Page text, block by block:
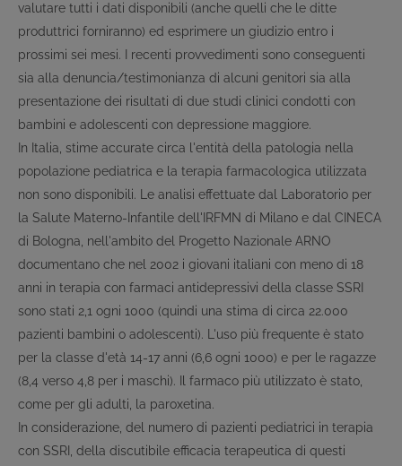
valutare tutti i dati disponibili (anche quelli che le ditte
produttrici forniranno) ed esprimere un giudizio entro i
prossimi sei mesi. I recenti provvedimenti sono conseguenti
sia alla denuncia/testimonianza di alcuni genitori sia alla
presentazione dei risultati di due studi clinici condotti con
bambini e adolescenti con depressione maggiore.
In Italia, stime accurate circa l'entità della patologia nella
popolazione pediatrica e la terapia farmacologica utilizzata
non sono disponibili. Le analisi effettuate dal Laboratorio per
la Salute Materno-Infantile dell'IRFMN di Milano e dal CINECA
di Bologna, nell'ambito del Progetto Nazionale ARNO
documentano che nel 2002 i giovani italiani con meno di 18
anni in terapia con farmaci antidepressivi della classe SSRI
sono stati 2,1 ogni 1000 (quindi una stima di circa 22.000
pazienti bambini o adolescenti). L'uso più frequente è stato
per la classe d'età 14-17 anni (6,6 ogni 1000) e per le ragazze
(8,4 verso 4,8 per i maschi). Il farmaco più utilizzato è stato,
come per gli adulti, la paroxetina.
In considerazione, del numero di pazienti pediatrici in terapia
con SSRI, della discutibile efficacia terapeutica di questi